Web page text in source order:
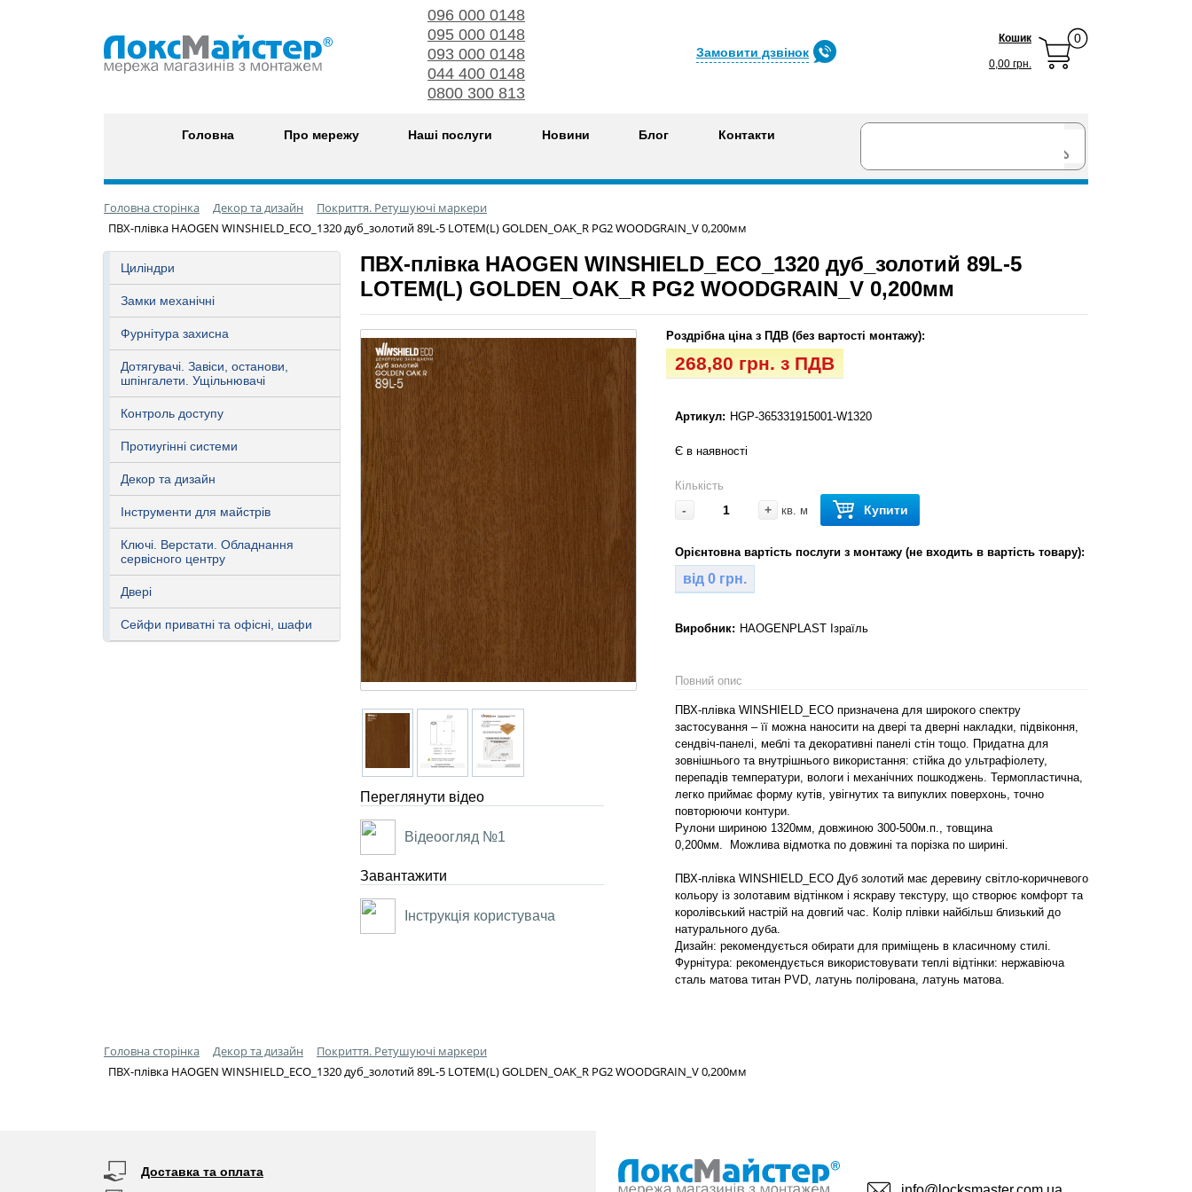
096 000 0148
095 000 0148
093 000 0148
044 400 0148
0800 300 813
Замовити дзвінок
Кошик
0,00 грн.
0
Головна Про мережу Наші послуги Новини Блог Контакти
Головна сторінка Декор та дизайн
Покриття. Ретушуючі маркери
ПВХ-плівка HAOGEN WINSHIELD_ECO_1320 дуб_золотий 89L-5 LOTEM(L) GOLDEN_OAK_R PG2 WOODGRAIN_V 0,200мм
ПВХ-плівка HAOGEN WINSHIELD_ECO_1320 дуб_золотий 89L-5
LOTEM(L) GOLDEN_OAK_R PG2 WOODGRAIN_V 0,200мм
Переглянути відео
Відеоогляд №1
Завантажити
Інструкція користувача
Роздрібна ціна з ПДВ (без вартості монтажу):
268,80 грн. з ПДВ
Артикул: HGP-365331915001-W1320
Є в наявності
Кількість
- + кв. м Купити
Орієнтовна вартість послуги з монтажу (не входить в вартість товару):
від 0 грн.
Виробник: HAOGENPLAST Ізраїль
Повний опис
ПВХ-плівка WINSHIELD_ECO призначена для широкого спектру
застосування – її можна наносити на двері та дверні накладки, підвіконня,
сендвіч-панелі, меблі та декоративні панелі стін тощо. Придатна для
зовнішнього та внутрішнього використання: стійка до ультрафіолету,
перепадів температури, вологи і механічних пошкоджень. Термопластична,
легко приймає форму кутів, увігнутих та випуклих поверхонь, точно
повторюючи контури.
Рулони шириною 1320мм, довжиною 300-500м.п., товщина
0,200мм. Можлива відмотка по довжині та порізка по ширині.
ПВХ-плівка WINSHIELD_ECO Дуб золотий має деревину світло-коричневого
кольору із золотавим відтінком і яскраву текстуру, що створює комфорт та
королівський настрій на довгий час. Колір плівки найбільш близький до
натурального дуба.
Дизайн: рекомендується обирати для приміщень в класичному стилі.
Фурнітура: рекомендується використовувати теплі відтінки: нержавіюча
сталь матова титан PVD, латунь полірована, латунь матова.
Циліндри
Замки механічні
Фурнітура захисна
Дотягувачі. Завіси, останови,
шпінгалети. Ущільнювачі
Контроль доступу
Протиугінні системи
Декор та дизайн
Інструменти для майстрів
Ключі. Верстати. Обладнання
сервісного центру
Двері
Сейфи приватні та офісні, шафи
Головна сторінка Декор та дизайн
Покриття. Ретушуючі маркери
ПВХ-плівка HAOGEN WINSHIELD_ECO_1320 дуб_золотий 89L-5 LOTEM(L) GOLDEN_OAK_R PG2 WOODGRAIN_V 0,200мм
Доставка та оплата